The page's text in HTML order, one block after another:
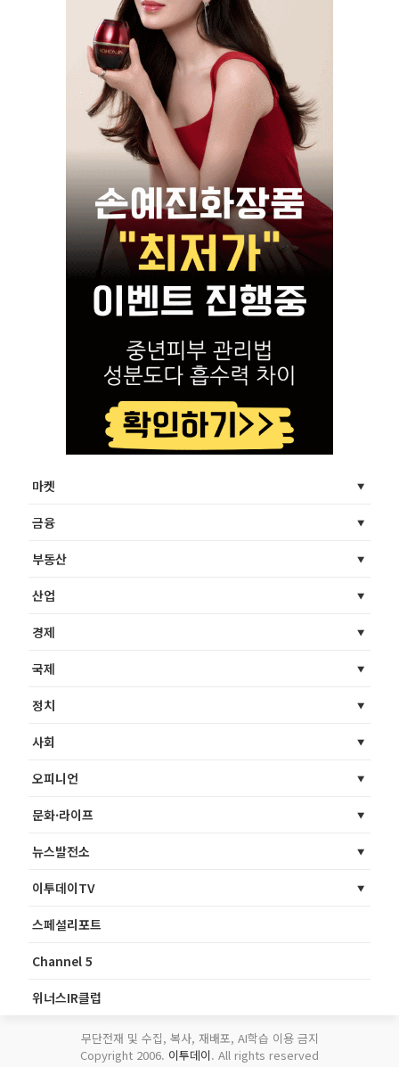
마켓
금융
부동산
산업
경제
국제
정치
사회
오피니언
문화·라이프
뉴스발전소
이투데이TV
스페셜리포트
Channel 5
위너스IR클럽
무단전재 및 수집, 복사, 재배포, AI학습 이용 금지
Copyright 2006. 이투데이. All rights reserved